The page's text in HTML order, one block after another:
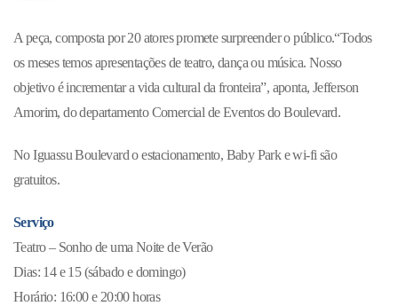
A peça, composta por 20 atores promete surpreender o público.“Todos
os meses temos apresentações de teatro, dança ou música. Nosso
objetivo é incrementar a vida cultural da fronteira”, aponta, Jefferson
Amorim, do departamento Comercial de Eventos do Boulevard.
No Iguassu Boulevard o estacionamento, Baby Park e wi-fi são
gratuitos.
Serviço
Teatro – Sonho de uma Noite de Verão
Dias: 14 e 15 (sábado e domingo)
Horário: 16:00 e 20:00 horas